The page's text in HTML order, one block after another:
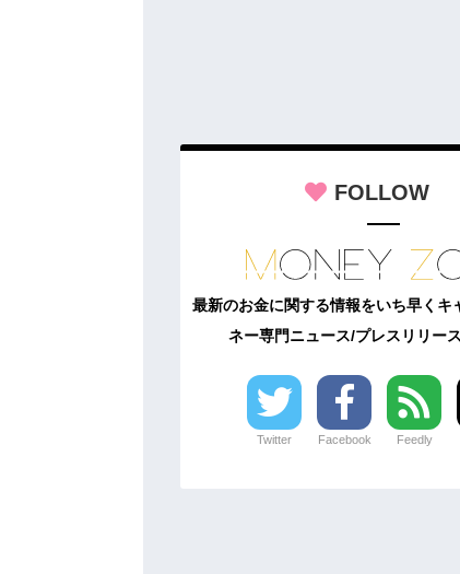
FOLLOW
最新のお金に関する情報をいち早くキ
ネー専門ニュース/プレスリリー
Twitter Facebook Feedly